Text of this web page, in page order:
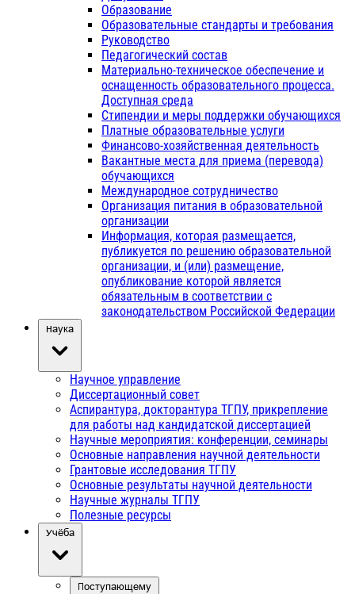
Образование
Образовательные стандарты и требования
Руководство
Педагогический состав
Материально-техническое обеспечение и
оснащенность образовательного процесса.
Доступная среда
Стипендии и меры поддержки обучающихся
Платные образовательные услуги
Финансово-хозяйственная деятельность
Вакантные места для приема (перевода)
обучающихся
Международное сотрудничество
Организация питания в образовательной
организации
Информация, которая размещается,
публикуется по решению образовательной
организации, и (или) размещение,
опубликование которой является
обязательным в соответствии с
законодательством Российской Федерации
Наука
Научное управление
Диссертационный совет
Аспирантура, докторантура ТГПУ, прикрепление
для работы над кандидатской диссертацией
Научные мероприятия: конференции, семинары
Основные направления научной деятельности
Грантовые исследования ТГПУ
Основные результаты научной деятельности
Научные журналы ТГПУ
Полезные ресурсы
Учёба
Поступающему